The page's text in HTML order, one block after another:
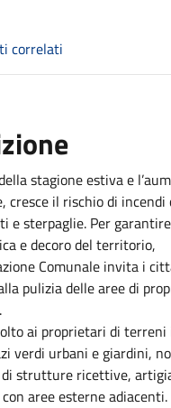
correlati
stagione estiva e
cresce il rischio di incendi
e sterpaglie. Per
e decoro del territorio,
Comunale invita i
pulizia delle aree di
ai proprietari di
verdi urbani e giardini,
di strutture ricettive,
aree esterne adiacenti.